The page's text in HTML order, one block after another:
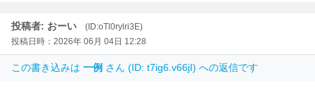
投稿者: おーい
(ID:oTl0rylri3E)
投稿日時：2026年 06月 04日 12:28
この書き込みは 一例 さん (ID: t7ig6.v66jI) への返信です